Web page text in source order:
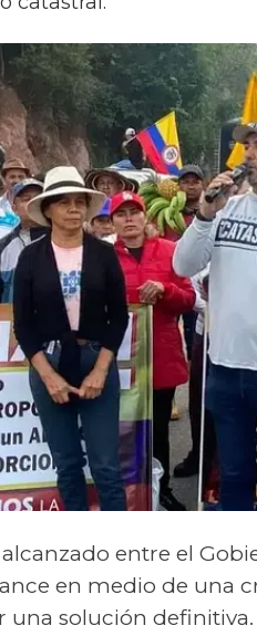
entre el
en medio de una
una solución